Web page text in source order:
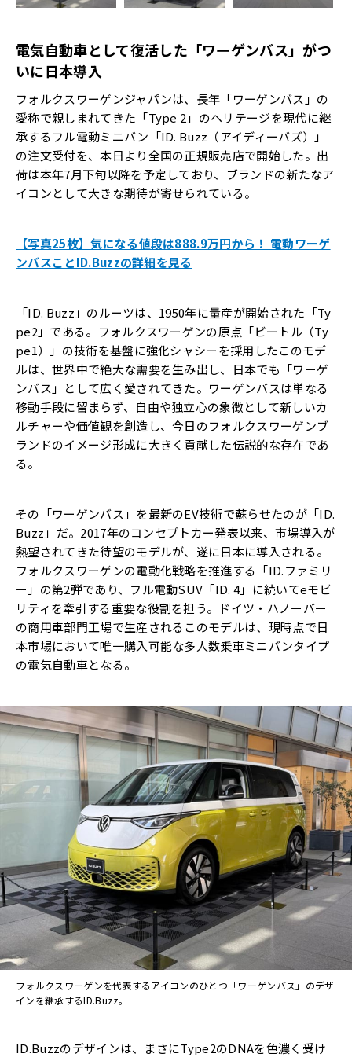
電気自動車として復活した「ワーゲンバス」がつ
いに日本導入
フォルクスワーゲンジャパンは、長年「ワーゲンバス」の
愛称で親しまれてきた「Type 2」のヘリテージを現代に継
承するフル電動ミニバン「ID. Buzz（アイディーバズ）」
の注文受付を、本日より全国の正規販売店で開始した。 出
荷は本年7月下旬以降を予定しており、
ブランドの新たなア
イコンとして大きな期待が寄せられている。
【写真25枚】気になる値段は888.9万円から！ 電動ワーゲ
ンバスことID.Buzzの詳細を見る
「ID. Buzz」のルーツは、1950年に量産が開始された「Ty
pe2」である。フォルクスワーゲンの原点「ビートル（Ty
pe1）」の技術を基盤に強化シャシーを採用したこのモデ
ルは、 世界中で絶大な需要を生み出し、日本でも「ワーゲ
ンバス」として広く愛されてきた。ワーゲンバスは単なる
移動手段に留まらず、 自由や独立心の象徴として新しいカ
ルチャーや価値観を創造し、今日のフォルクスワーゲンブ
ランドのイメージ形成に大きく貢献した伝説的な存在であ
る。
その「ワーゲンバス」を最新のEV技術で蘇らせたのが「ID.
Buzz」だ。2017年のコンセプトカー発表以来、 市場導入が
熱望されてきた待望のモデルが、遂に日本に導入される。
フォルクスワーゲンの電動化戦略を推進する「ID.ファミリ
ー」 の第2弾であり、フル電動SUV「ID. 4」に続いてeモビ
リティを牽引する重要な役割を担う。ドイツ・ ハノーバー
の商用車部門工場で生産されるこのモデルは、 現時点で日
本市場において唯一購入可能な多人数乗車ミニバンタイプ
の電気自動車となる。
フォルクスワーゲンを代表するアイコンのひとつ「ワーゲンバス」のデザ
インを継承するID.Buzz。
ID.Buzzのデザインは、まさにType2のDNAを色濃く受け